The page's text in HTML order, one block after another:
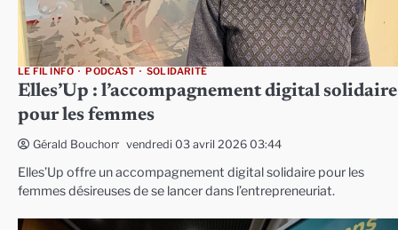
LE FIL INFO PODCAST SOLIDARITÉ
Elles’Up : l’accompagnement digital solidaire
pour les femmes
Gérald Bouchon vendredi 03 avril 2026 03:44
Elles’Up offre un accompagnement digital solidaire pour les
femmes désireuses de se lancer dans l’entrepreneuriat.